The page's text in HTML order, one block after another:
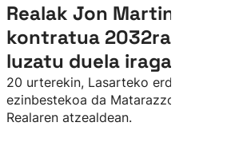
Realak Jon Martinen
kontratua 2032ra arte
luzatu duela iragarri du
20 urterekin, Lasarteko erdiko
ezinbestekoa da Matarazzorentzat
Realaren atzealdean.